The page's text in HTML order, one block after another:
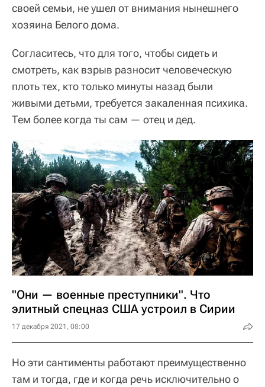
своей семьи, не ушел от внимания нынешнего
хозяина Белого дома.
Согласитесь, что для того, чтобы сидеть и
смотреть, как взрыв разносит человеческую
плоть тех, кто только минуты назад были
живыми детьми, требуется закаленная психика.
Тем более когда ты сам — отец и дед.
"Они — военные преступники". Что
элитный спецназ США устроил в Сирии
17 декабря 2021, 08:00
Но эти сантименты работают преимущественно
там и тогда, где и когда речь исключительно о